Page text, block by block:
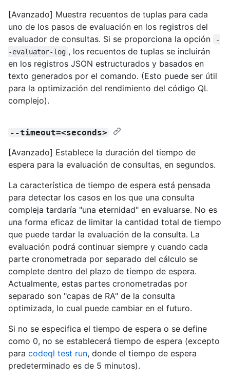
[Avanzado] Muestra recuentos de tuplas para cada
uno de los pasos de evaluación en los registros del
evaluador de consultas. Si se proporciona la opción
-
-evaluator-log , los recuentos de tuplas se incluirán
en los registros JSON estructurados y basados en
texto generados por el comando. (Esto puede ser útil
para la optimización del rendimiento del código QL
complejo).
--timeout=<seconds>
[Avanzado] Establece la duración del tiempo de
espera para la evaluación de consultas, en segundos.
La característica de tiempo de espera está pensada
para detectar los casos en los que una consulta
compleja tardaría "una eternidad" en evaluarse. No es
una forma eficaz de limitar la cantidad total de tiempo
que puede tardar la evaluación de la consulta. La
evaluación podrá continuar siempre y cuando cada
parte cronometrada por separado del cálculo se
complete dentro del plazo de tiempo de espera.
Actualmente, estas partes cronometradas por
separado son "capas de RA" de la consulta
optimizada, lo cual puede cambiar en el futuro.
Si no se especifica el tiempo de espera o se define
como 0, no se establecerá tiempo de espera (excepto
para codeql test run, donde el tiempo de espera
predeterminado es de 5 minutos).